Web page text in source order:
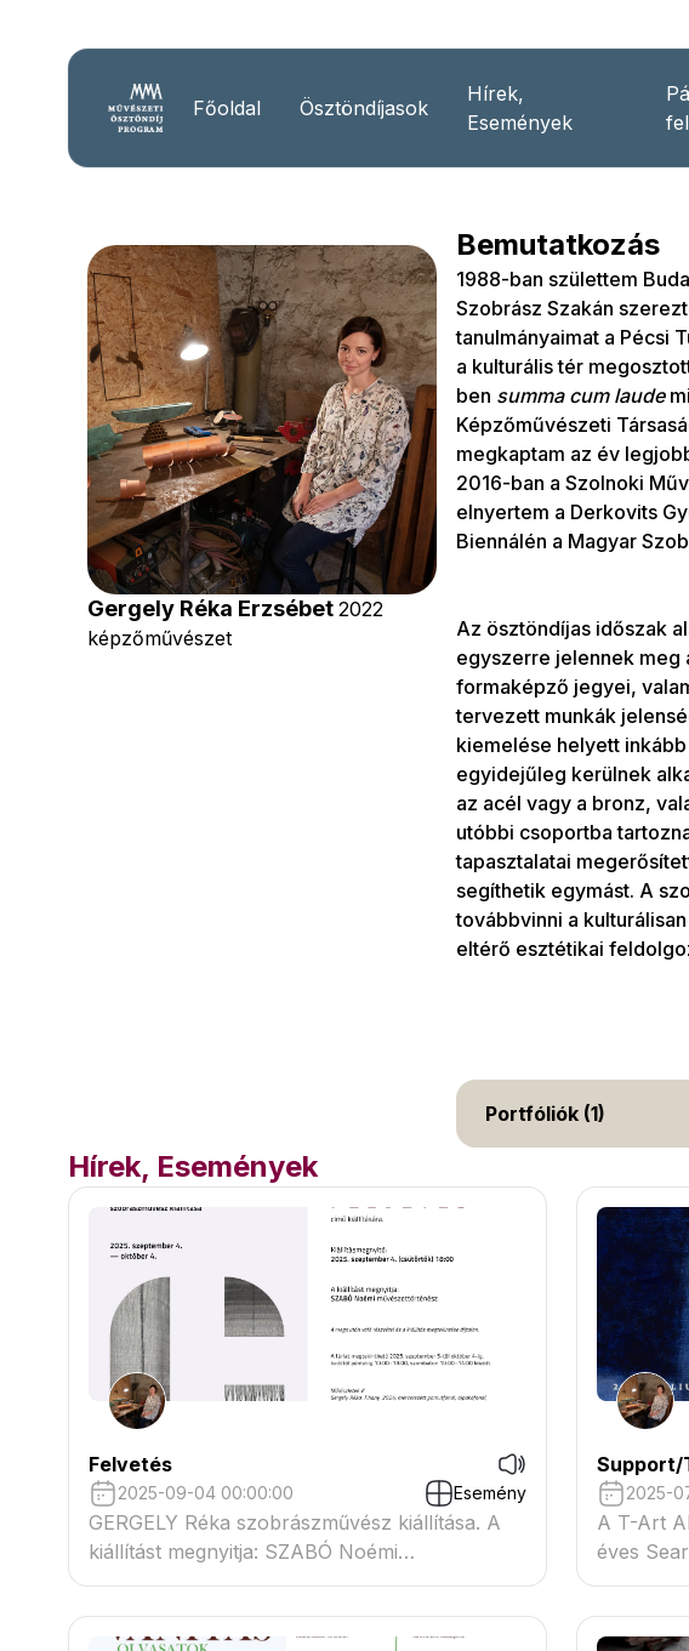
Főoldal Ösztöndíjasok
Hírek,
Események
Gergely Réka Erzsébet 2022
képzőművészet
Bemutatkozás
1988-ban születtem
Szobrász Szakán
tanulmányaimat a Pécsi
a kulturális tér
ben summa cum laude
Képzőművészeti
megkaptam az év
2016-ban a Szolnoki
elnyertem a Derkovits
Biennálén a Magyar
Az ösztöndíjas időszak
egyszerre jelennek meg
formaképző jegyei,
tervezett munkák
kiemelése helyett
egyidejűleg kerülnek
az acél vagy a bronz,
utóbbi csoportba
tapasztalatai
segíthetik egymást. A
továbbvinni a
eltérő esztétikai
Portfóliók (1)
Hírek, Események
Felvetés
2025-09-04 00:00:00 Esemény
GERGELY Réka szobrászművész kiállítása. A
kiállítást megnyitja: SZABÓ Noémi
művészettörténész.
Support/
2025-
A T-Art
éves
kiállítása.